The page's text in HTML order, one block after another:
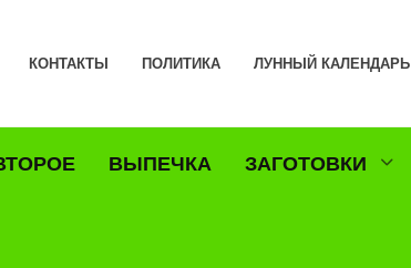
КОНТАКТЫ ПОЛИТИКА ЛУННЫЙ КАЛЕНДАРЬ
ВЫПЕЧКА ЗАГОТОВКИ